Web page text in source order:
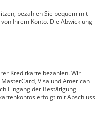
bezahlen Sie bequem mit
Ihrem Konto. Die Abwicklung
Kreditkarte bezahlen. Wir
Visa und American
Eingang der Bestätigung
erfolgt mit Abschluss